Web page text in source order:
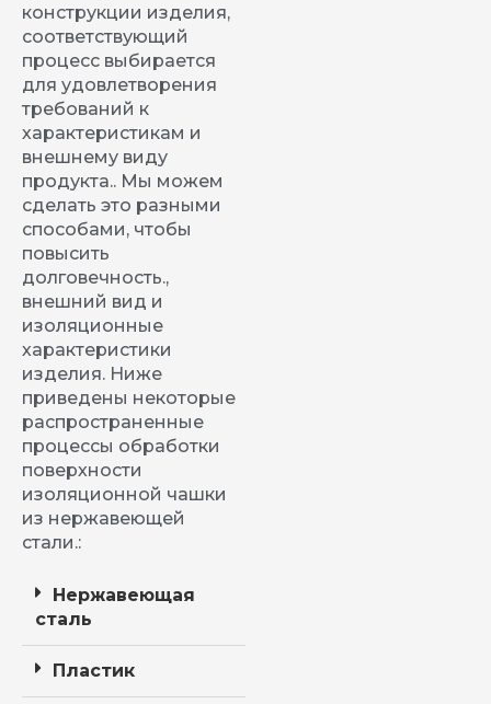
конструкции изделия,
соответствующий
процесс выбирается
для удовлетворения
требований к
характеристикам и
внешнему виду
продукта.. Мы можем
сделать это разными
способами, чтобы
повысить
долговечность.,
внешний вид и
изоляционные
характеристики
изделия. Ниже
приведены некоторые
распространенные
процессы обработки
поверхности
изоляционной чашки
из нержавеющей
стали.:
Нержавеющая
сталь
Пластик